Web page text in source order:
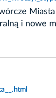
i nowe